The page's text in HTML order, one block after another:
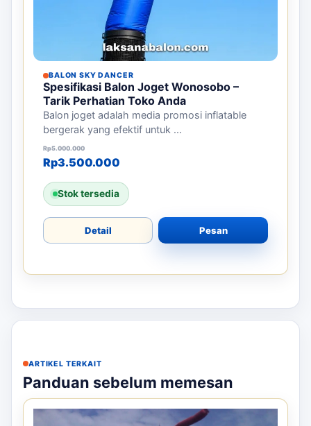
BALON SKY DANCER
Spesifikasi Balon Joget Wonosobo –
Tarik Perhatian Toko Anda
Balon joget adalah media promosi inflatable
bergerak yang efektif untuk ...
Rp5.000.000
Harga aslinya adalah: Rp5.000.000.
Rp3.500.000
Harga saat ini adalah: Rp3.500.000.
Stok tersedia
Detail Pesan
ARTIKEL TERKAIT
Panduan sebelum memesan